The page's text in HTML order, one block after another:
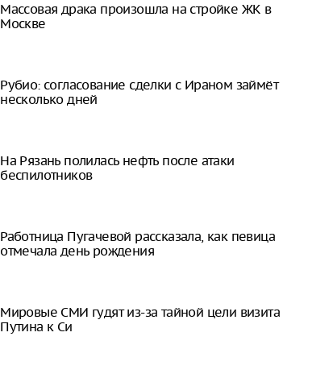
Массовая драка произошла на стройке ЖК в
Москве
Рубио: согласование сделки с Ираном займёт
несколько дней
На Рязань полилась нефть после атаки
беспилотников
Работница Пугачевой рассказала, как певица
отмечала день рождения
Мировые СМИ гудят из-за тайной цели визита
Путина к Си